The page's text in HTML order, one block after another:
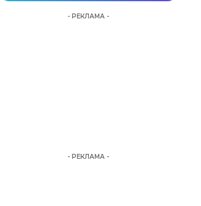
- РЕКЛАМА -
- РЕКЛАМА -